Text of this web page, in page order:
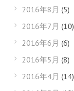
2016年8月 (5)
2016年7月 (10)
2016年6月 (6)
2016年5月 (8)
2016年4月 (14)